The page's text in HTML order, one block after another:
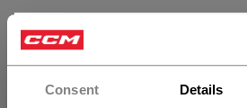
Consent Details
Vous souhaitez
produits aux
GROUPE D'ÂGE
COLLECTION
TRN
BODY FEATURES